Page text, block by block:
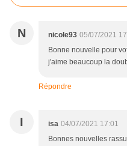
N nicole93 05/07/2021
Bonne nouvelle pour
j'aime beaucoup la
Répondre
I isa 04/07/2021 17:01
Bonnes nouvelles